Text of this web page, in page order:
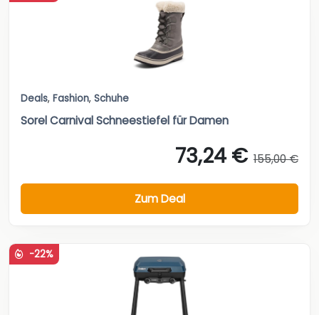
Deals, Fashion, Schuhe
Sorel Carnival Schneestiefel für Damen
73,24 € 155,00 €
Zum Deal
-22%